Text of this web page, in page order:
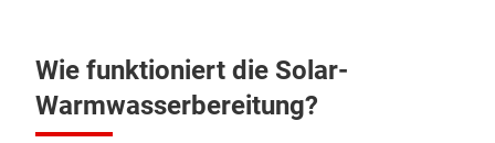
Wie funktioniert die Solar-
Warmwasserbereitung?